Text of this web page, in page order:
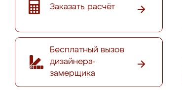
Заказать расчёт
Бесплатный вызов
дизайнера-
замерщика